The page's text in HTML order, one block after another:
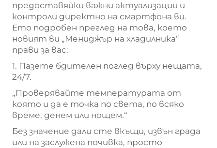
предоставяйки важни актуализации и
контроли директно на смартфона ви.
Ето подробен преглед на това, което
новият ви „Мениджър на хладилника“
прави за вас:
1. Пазете бдителен поглед върху нещата,
24/7.
„Проверявайте температурата от
която и да е точка по света, по всяко
време, денем или нощем.“
Без значение дали сте вкъщи, извън града
или на заслужена почивка, просто